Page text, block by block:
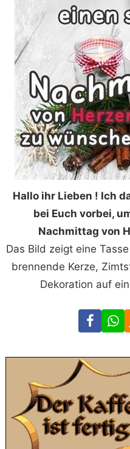
Hallo ihr Lieben ! Ich
bei Euch vorbei,
Nachmittag von
Das Bild zeigt eine
brennende Kerze,
Dekoration auf